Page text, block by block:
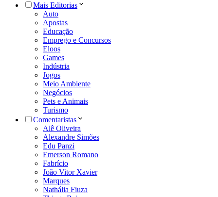
Mais Editorias
Auto
Apostas
Educação
Emprego e Concursos
Eloos
Games
Indústria
Jogos
Meio Ambiente
Negócios
Pets e Animais
Turismo
Comentaristas
Alê Oliveira
Alexandre Simões
Edu Panzi
Emerson Romano
Fabrício
João Vitor Xavier
Marques
Nathália Fiuza